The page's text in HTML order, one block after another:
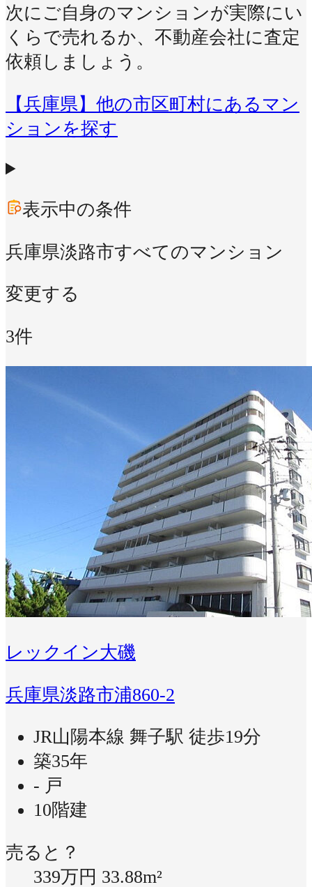
次にご自身のマンションが実際にい
くらで売れるか、不動産会社に査定
依頼しましょう。
【兵庫県】他の市区町村にあるマン
ションを探す
表示中の条件
兵庫県淡路市すべてのマンション
変更する
3件
レックイン大磯
兵庫県淡路市浦860-2
JR山陽本線 舞子駅 徒歩19分
築35年
- 戸
10階建
売ると？
339万円 33.88m²